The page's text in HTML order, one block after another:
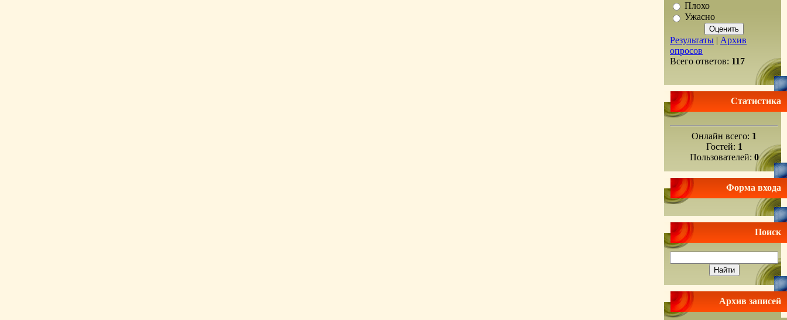
Плохо
Ужасно
Результаты | Архив
опросов
Всего ответов: 117
Статистика
Онлайн всего: 1
Гостей: 1
Пользователей: 0
Форма входа
Поиск
Архив записей